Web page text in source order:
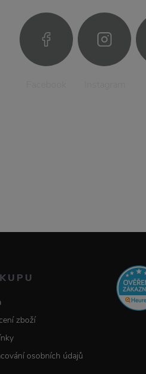
zboží
osobních údajů